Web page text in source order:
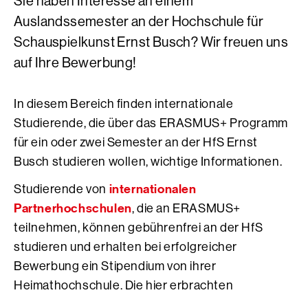
Auslandssemester an der Hochschule für
Schauspielkunst Ernst Busch? Wir freuen uns
auf Ihre Bewerbung!
In diesem Bereich finden internationale
Studierende, die über das ERASMUS+ Programm
für ein oder zwei Semester an der HfS Ernst
Busch studieren wollen, wichtige Informationen.
Studierende von internationalen
Partnerhochschulen, die an ERASMUS+
teilnehmen, können gebührenfrei an der HfS
studieren und erhalten bei erfolgreicher
Bewerbung ein Stipendium von ihrer
Heimathochschule. Die hier erbrachten